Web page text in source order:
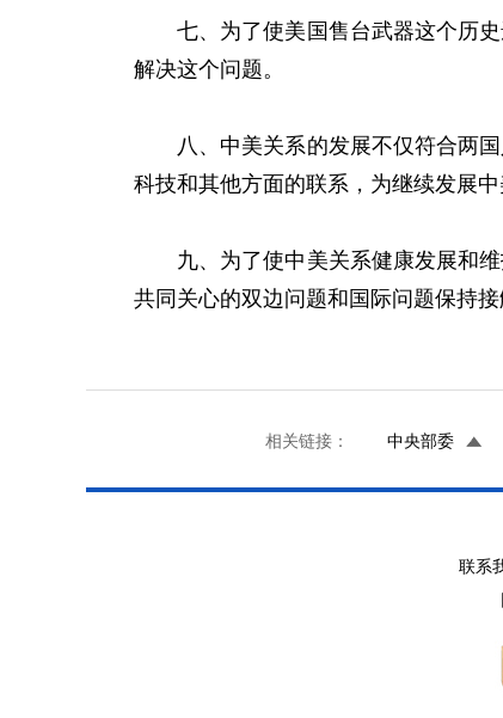
七、为了使美国售台武器这个历史
解决这个问题。
八、中美关系的发展不仅符合两国
科技和其他方面的联系，为继续发展
九、为了使中美关系健康发展和维
共同关心的双边问题和国际问题保持接
相关链接： 中央部委
联系